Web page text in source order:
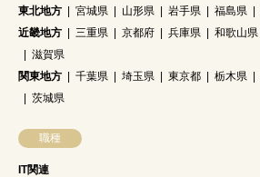
東北地方
宮城県 山形県 岩手県 福島県
近畿地方
三重県 京都府 兵庫県 和歌山県
滋賀県
関東地方
千葉県 埼玉県 東京都 栃木県
茨城県
職種
IT関連